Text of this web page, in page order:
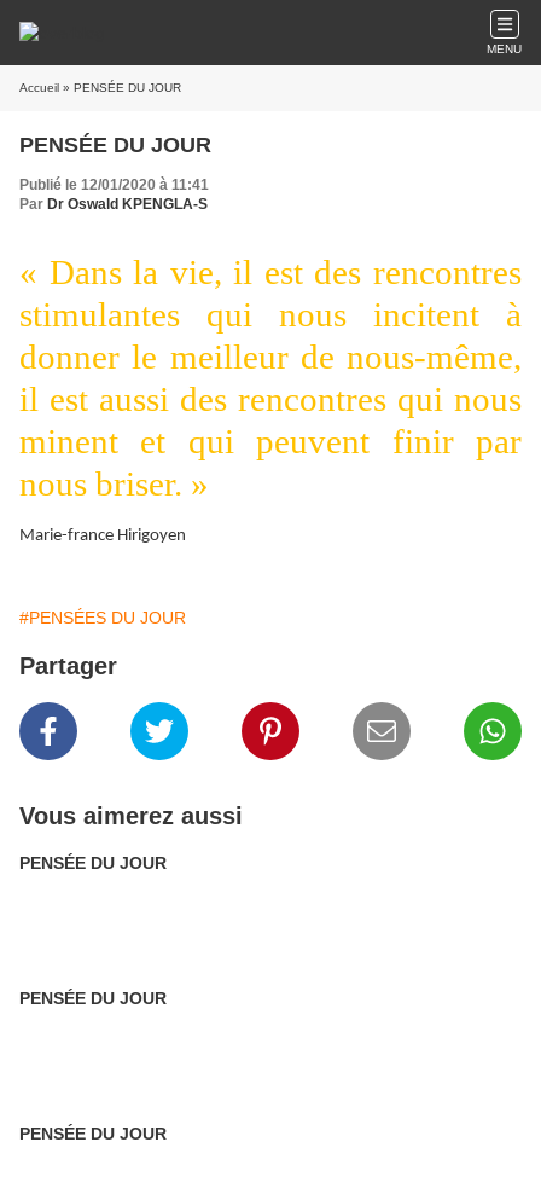
MENU
Accueil » PENSÉE DU JOUR
PENSÉE DU JOUR
Publié le 12/01/2020 à 11:41
Par Dr Oswald KPENGLA-S
« Dans la vie, il est des rencontres
stimulantes qui nous incitent à
donner le meilleur de nous-même,
il est aussi des rencontres qui nous
minent et qui peuvent finir par
nous briser. »
Marie-france Hirigoyen
#PENSÉES DU JOUR
Partager
Vous aimerez aussi
PENSÉE DU JOUR
PENSÉE DU JOUR
PENSÉE DU JOUR